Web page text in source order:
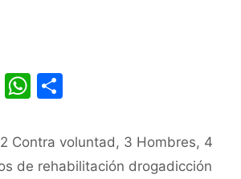
E
ai
W
at
s
m
p
2 Contra voluntad, 3 Hombres, 4
de rehabilitación drogadicción